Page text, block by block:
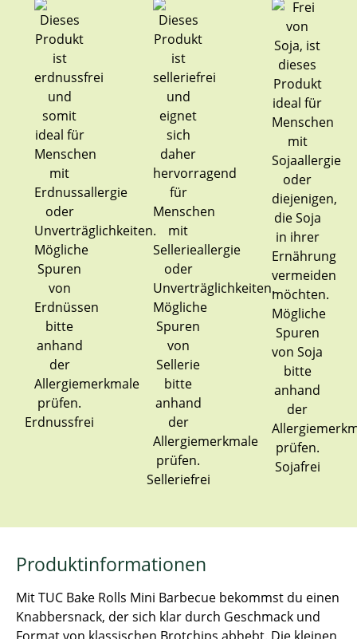
Erdnussfrei
Selleriefrei
Sojafrei
Produktinformationen
Mit TUC Bake Rolls Mini Barbecue bekommst du einen
Knabbersnack, der sich klar durch Geschmack und